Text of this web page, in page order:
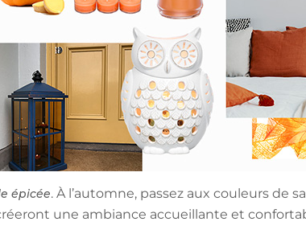
épicée. À l’automne, passez aux couleurs de
une ambiance accueillante et